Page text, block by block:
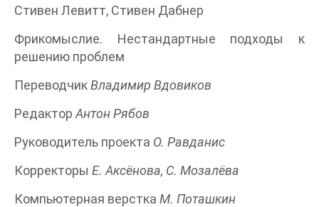
Стивен Левитт, Стивен Дабнер
Фрикомыслие. Нестандартные подходы к
решению проблем
ПереводчикВладимир Вдовиков
Редактор Антон Рябов
Руководитель проекта О. Равданис
Корректоры Е. Аксёнова, С. Мозалёва
Компьютерная верстка М. Поташкин